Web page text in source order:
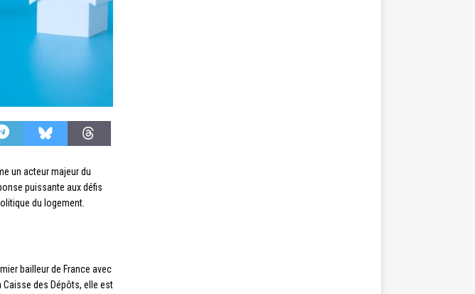
un acteur majeur du
puissante aux défis
du logement.
bailleur de France avec
Caisse des Dépôts, elle est